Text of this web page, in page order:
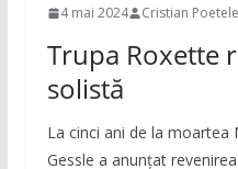
4 mai 2024 Cristian
Trupa Roxette
solistă
La cinci ani de la moartea
Gessle a anunţat